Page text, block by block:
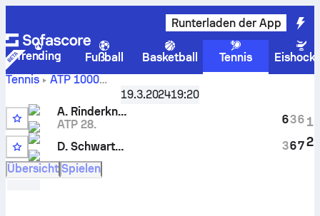
Runterladen der App
Trending Fußball Basketball Tennis
Tennis
ATP 1000
Miami, USA, Qualifying,Qualifikation Runde 2
Punktestand und H2H-Ergebnisse für
gegen
Diego Schwartzman
19.3.202419:20
A. Rinderknech
ATP 28.
D. Schwartzman
6
3
3
6
6
7
1
2
Übersicht Spielen